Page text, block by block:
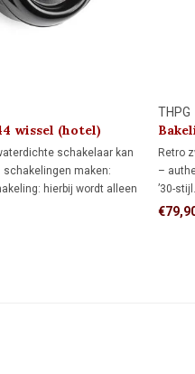
wissel (hotel)
schakelaar kan
maken:
hierbij wordt alleen
THPG
Retro
–
’30-
met